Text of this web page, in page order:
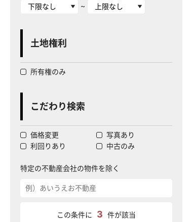
~
土地権利
所有権のみ
こだわり検索
価格変更
写真あり
利回りあり
中古のみ
特定の不動産会社の物件を除く
この条件に 3 件が該当